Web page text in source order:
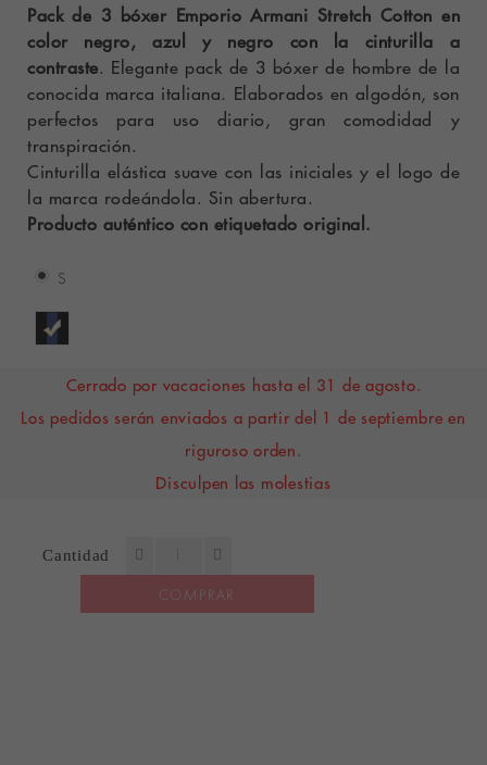
Pack de 3 bóxer Emporio Armani Stretch Cotton en
color negro, azul y negro con la cinturilla a
contraste. Elegante pack de 3 bóxer de hombre de la
conocida marca italiana. Elaborados en algodón, son
perfectos para uso diario, gran comodidad y
transpiración.
Cinturilla elástica suave con las iniciales y el logo de
la marca rodeándola. Sin abertura.
Producto auténtico con etiquetado original.
S
Cerrado por vacaciones hasta el 31 de agosto.
Los pedidos serán enviados a partir del 1 de septiembre en
riguroso orden.
Disculpen las molestias
Cantidad
COMPRAR